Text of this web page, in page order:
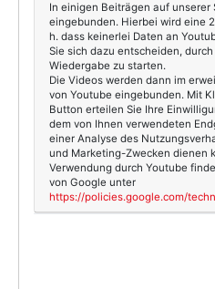
ca & lou,luisaviaroma
KOMMENTAR
In einigen Beiträgen auf unserer
eingebunden. Hierbei wird eine
h. dass keinerlei Daten an
Sie sich dazu entscheiden,
Wiedergabe zu starten.
Die Videos werden dann im
von Youtube eingebunden. Mit
Button erteilen Sie Ihre
dem von Ihnen verwendeten
einer Analyse des
und Marketing-Zwecken dienen
Verwendung durch Youtube
von Google unter
https://policies.google.com/